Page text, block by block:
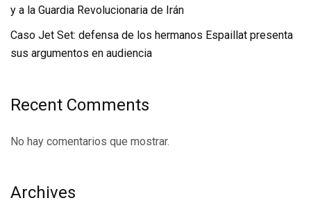
y a la Guardia Revolucionaria de Irán
Caso Jet Set: defensa de los hermanos Espaillat presenta
sus argumentos en audiencia
Recent Comments
No hay comentarios que mostrar.
Archives